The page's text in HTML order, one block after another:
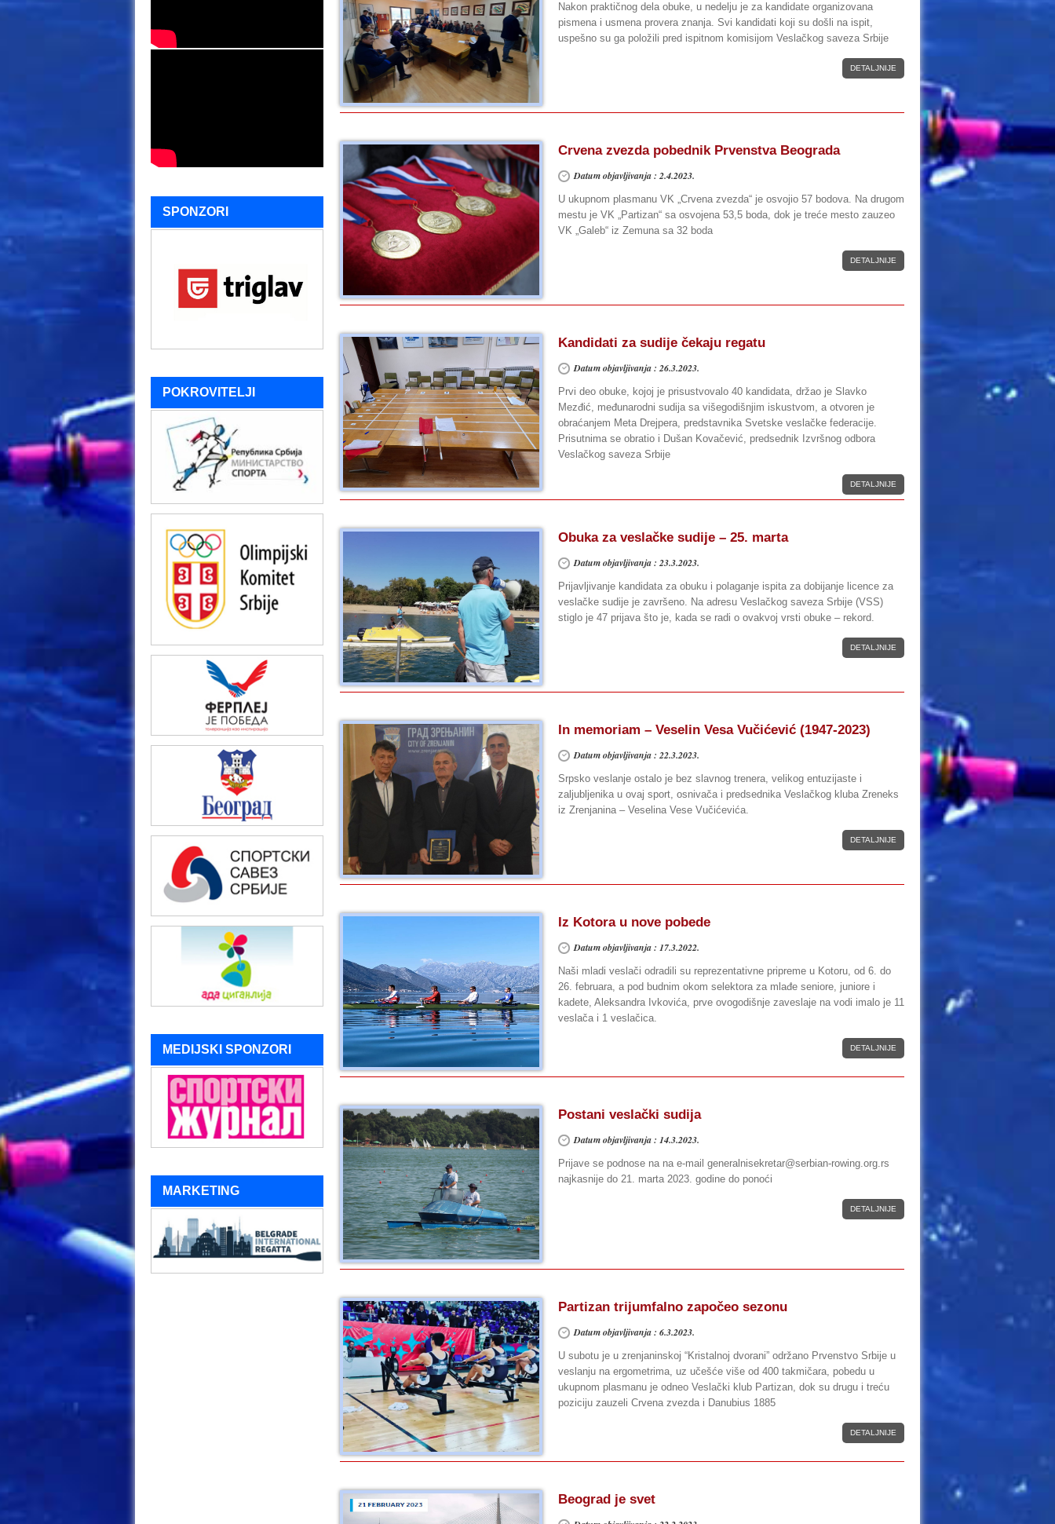
Nakon praktičnog dela obuke, u nedelju je za kandidate organizovana
pismena i usmena provera znanja. Svi kandidati koji su došli na ispit,
uspešno su ga položili pred ispitnom komisijom Veslačkog saveza Srbije
DETALJNIJE
Crvena zvezda pobednik Prvenstva Beograda
Datum objavljivanja : 2.4.2023.
U ukupnom plasmanu VK „Crvena zvezda“ je osvojio 57 bodova. Na drugom
mestu je VK „Partizan“ sa osvojena 53,5 boda, dok je treće mesto zauzeo
VK „Galeb“ iz Zemuna sa 32 boda
DETALJNIJE
Kandidati za sudije čekaju regatu
Datum objavljivanja : 26.3.2023.
Prvi deo obuke, kojoj je prisustvovalo 40 kandidata, držao je Slavko
Mezđić, međunarodni sudija sa višegodišnjim iskustvom, a otvoren je
obraćanjem Meta Drejpera, predstavnika Svetske veslačke federacije.
Prisutnima se obratio i Dušan Kovačević, predsednik Izvršnog odbora
Veslačkog saveza Srbije
DETALJNIJE
Obuka za veslačke sudije – 25. marta
Datum objavljivanja : 23.3.2023.
Prijavljivanje kandidata za obuku i polaganje ispita za dobijanje licence za
veslačke sudije je završeno. Na adresu Veslačkog saveza Srbije (VSS)
stiglo je 47 prijava što je, kada se radi o ovakvoj vrsti obuke – rekord.
DETALJNIJE
In memoriam – Veselin Vesa Vučićević (1947-2023)
Datum objavljivanja : 22.3.2023.
Srpsko veslanje ostalo je bez slavnog trenera, velikog entuzijaste i
zaljubljenika u ovaj sport, osnivača i predsednika Veslačkog kluba Zreneks
iz Zrenjanina – Veselina Vese Vučićevića.
DETALJNIJE
Iz Kotora u nove pobede
Datum objavljivanja : 17.3.2022.
Naši mladi veslači odradili su reprezentativne pripreme u Kotoru, od 6. do
26. februara, a pod budnim okom selektora za mlađe seniore, juniore i
kadete, Aleksandra Ivkovića, prve ovogodišnje zaveslaje na vodi imalo je 11
veslača i 1 veslačica.
DETALJNIJE
Postani veslački sudija
Datum objavljivanja : 14.3.2023.
Prijave se podnose na na e-mail generalnisekretar@serbian-rowing.org.rs
najkasnije do 21. marta 2023. godine do ponoći
DETALJNIJE
Partizan trijumfalno započeo sezonu
Datum objavljivanja : 6.3.2023.
U subotu je u zrenjaninskoj “Kristalnoj dvorani” održano Prvenstvo Srbije u
veslanju na ergometrima, uz učešće više od 400 takmičara, pobedu u
ukupnom plasmanu je odneo Veslački klub Partizan, dok su drugu i treću
poziciju zauzeli Crvena zvezda i Danubius 1885
DETALJNIJE
Beograd je svet
SPONZORI
POKROVITELJI
MEDIJSKI SPONZORI
MARKETING